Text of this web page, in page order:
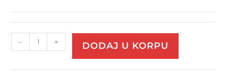
- + DODAJ U KORPU